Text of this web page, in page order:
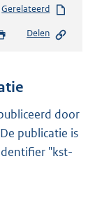
Gerelateerd
Delen
door
publicatie is
"kst-